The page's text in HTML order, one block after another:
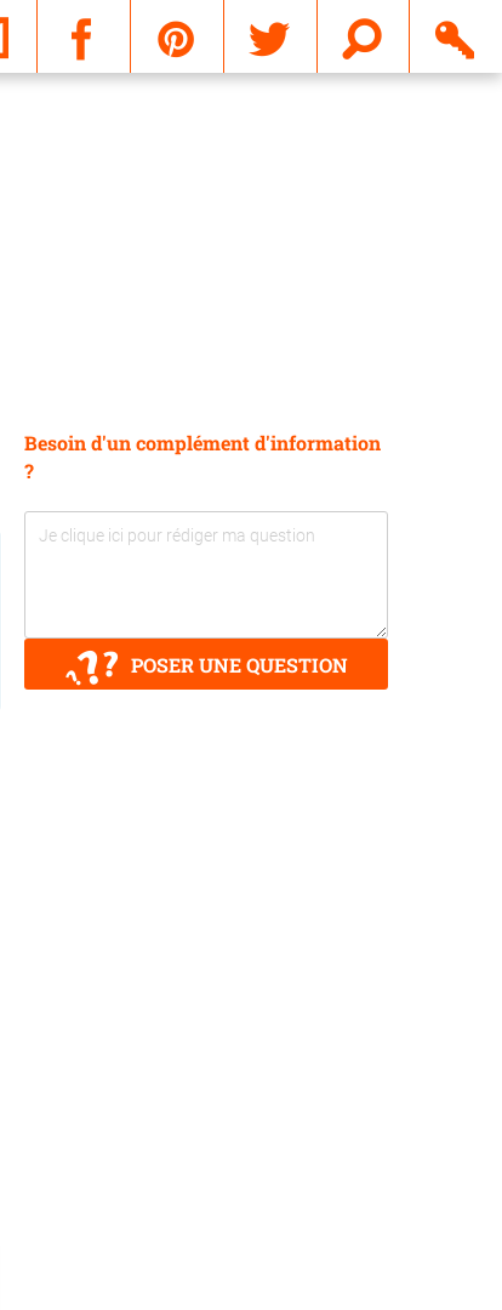
Besoin d'un complément d'information
?
POSER UNE QUESTION